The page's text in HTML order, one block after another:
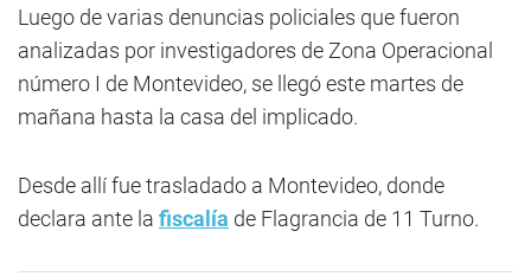
Luego de varias denuncias policiales que fueron
analizadas por investigadores de Zona Operacional
número I de Montevideo, se llegó este martes de
mañana hasta la casa del implicado.
Desde allí fue trasladado a Montevideo, donde
declara ante la fiscalía de Flagrancia de 11 Turno.